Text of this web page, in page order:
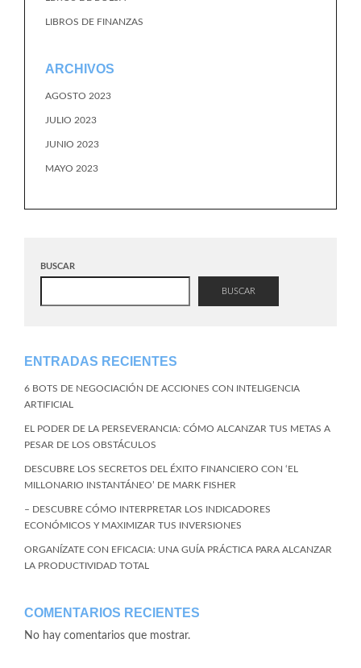
LIBROS DE FINANZAS
ARCHIVOS
AGOSTO 2023
JULIO 2023
JUNIO 2023
MAYO 2023
BUSCAR
BUSCAR
ENTRADAS RECIENTES
6 BOTS DE NEGOCIACIÓN DE ACCIONES CON INTELIGENCIA
ARTIFICIAL
EL PODER DE LA PERSEVERANCIA: CÓMO ALCANZAR TUS METAS A
PESAR DE LOS OBSTÁCULOS
DESCUBRE LOS SECRETOS DEL ÉXITO FINANCIERO CON ‘EL
MILLONARIO INSTANTÁNEO’ DE MARK FISHER
– DESCUBRE CÓMO INTERPRETAR LOS INDICADORES
ECONÓMICOS Y MAXIMIZAR TUS INVERSIONES
ORGANÍZATE CON EFICACIA: UNA GUÍA PRÁCTICA PARA ALCANZAR
LA PRODUCTIVIDAD TOTAL
COMENTARIOS RECIENTES
No hay comentarios que mostrar.